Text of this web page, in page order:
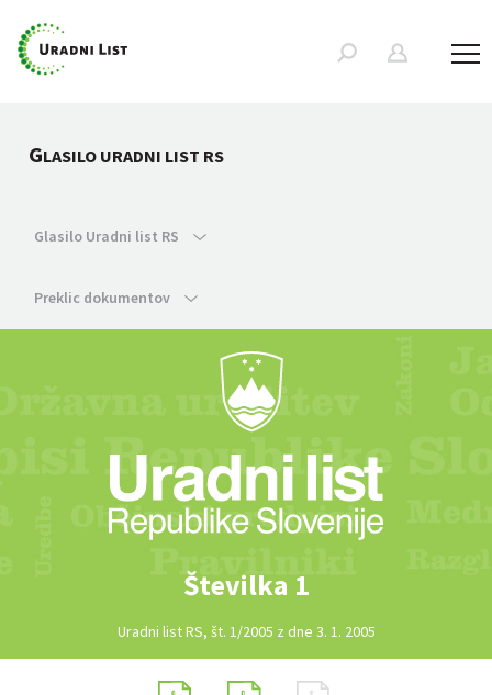
GLASILO URADNI LIST RS
Glasilo Uradni list RS
Preklic dokumentov
Številka 1
Uradni list RS, št. 1/2005 z dne 3. 1. 2005